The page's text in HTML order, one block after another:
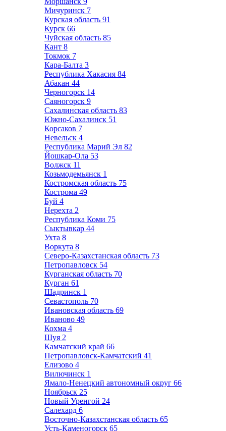
Мичуринск 7
Курская область 91
Курск 66
Чуйская область 85
Кант 8
Токмок 7
Кара-Балта 3
Республика Хакасия 84
Абакан 44
Черногорск 14
Саяногорск 9
Сахалинская область 83
Южно-Сахалинск 51
Корсаков 7
Невельск 4
Республика Марий Эл 82
Йошкар-Ола 53
Волжск 11
Козьмодемьянск 1
Костромская область 75
Кострома 49
Буй 4
Нерехта 2
Республика Коми 75
Сыктывкар 44
Ухта 8
Воркута 8
Северо-Казахстанская область 73
Петропавловск 54
Курганская область 70
Курган 61
Шадринск 1
Севастополь 70
Ивановская область 69
Иваново 49
Кохма 4
Шуя 2
Камчатский край 66
Петропавловск-Камчатский 41
Елизово 4
Вилючинск 1
Ямало-Ненецкий автономный округ 66
Ноябрьск 25
Новый Уренгой 24
Салехард 6
Восточно-Казахстанская область 65
Усть-Каменогорск 65